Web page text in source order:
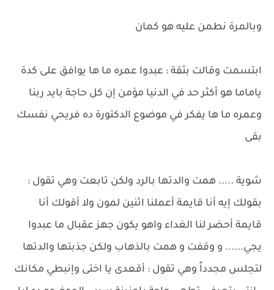
وبالمرة نطمن عليه هو كمان
ابتسمت وقالت بثقة : عبدوا عمره ما ها يوافق على كدة
ياماما هو أكثر حد في الدنيا مؤمن إن كل حاجة بايد ربنا
وعمره ما ها يفكر في موضوع الدكتورة ده فريحي نفسك
بقى
شوية ..... همت والدتها بالرد ولكن تابعت وهي تقول :
بقولك إيه أنا قايمة أعملنا اثنين لمون ولا أقولك أنا
قايمة أحضر لنا الغداء واهو يكون جهز عقبال ما عبدوا
يجي...... و وقفت و همت بالذهاب ولكن جذبتها والدتها
لتجلس مجدداً وهي تقول : أقعدى يا اختى وإنبطي مكانك